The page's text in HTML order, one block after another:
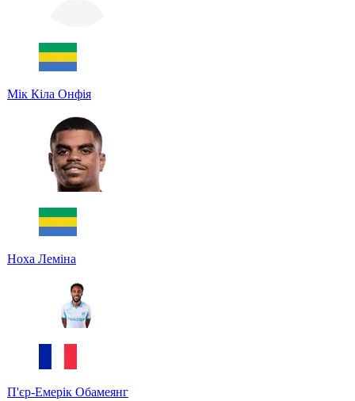
Мік Кіла Онфія
Ноха Леміна
П'єр-Емерік Обамеянг